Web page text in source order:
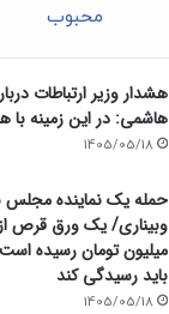
محبوب
هشدار وزیر ارتباطات
هاشمی: در این زمینه با
1405/05/18
حمله یک نماینده
میلیون تومان رسیده
باید رسیدگی کند
1405/05/18